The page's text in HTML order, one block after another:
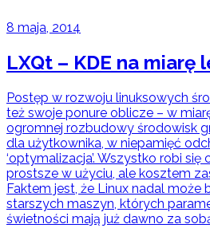
8 maja, 2014
LXQt – KDE na miarę
Postęp w rozwoju linuksowych
też swoje ponure oblicze – w
ogromnej rozbudowy środowisk
dla użytkownika, w niepamięć
‘optymalizacja’. Wszystko robi się
prostsze w użyciu, ale kosztem
Faktem jest, że Linux nadal może
starszych maszyn, których
świetności mają już dawno za